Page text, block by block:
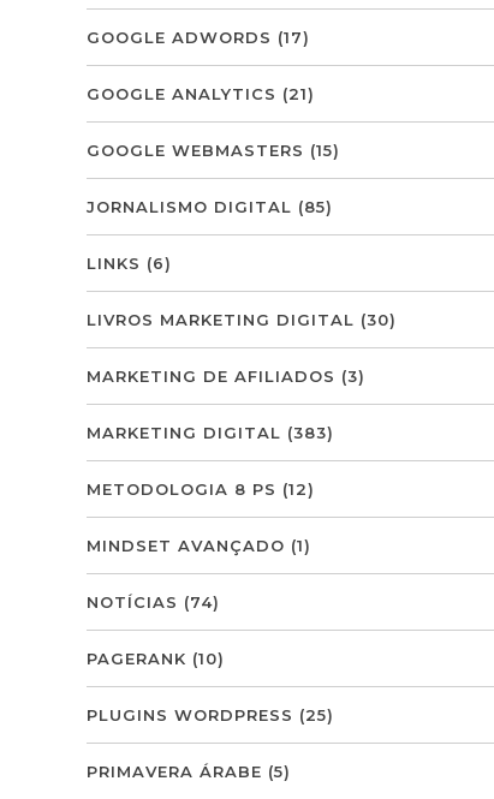
GOOGLE ADWORDS (17)
GOOGLE ANALYTICS (21)
GOOGLE WEBMASTERS (15)
JORNALISMO DIGITAL (85)
LINKS (6)
LIVROS MARKETING DIGITAL (30)
MARKETING DE AFILIADOS (3)
MARKETING DIGITAL (383)
METODOLOGIA 8 PS (12)
MINDSET AVANÇADO (1)
NOTÍCIAS (74)
PAGERANK (10)
PLUGINS WORDPRESS (25)
PRIMAVERA ÁRABE (5)